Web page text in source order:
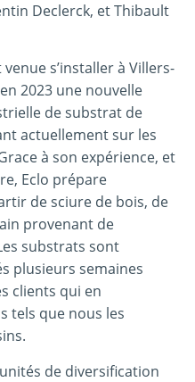
Declerck, et Thibault
venue s’installer à Villers-
2023 une nouvelle
de substrat de
actuellement sur les
à son expérience, et
Eclo prépare
de sciure de bois, de
provenant de
substrats sont
plusieurs semaines
clients qui en
tels que nous les
de diversification